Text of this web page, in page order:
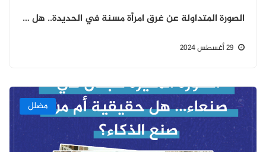
الصورة المتداولة عن غرق امرأة مسنة في الحديدة.. هل حقيقية ام مولدة بواسطة الذكاء؟
مضلل